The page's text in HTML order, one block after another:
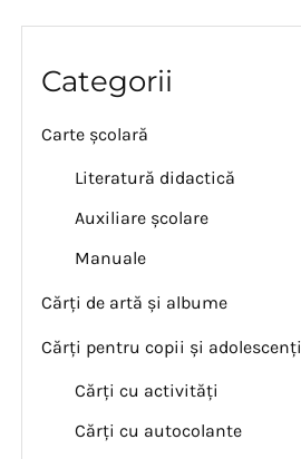
Categorii
Carte școlară
Literatură didactică
Auxiliare școlare
Manuale
Cărți de artă și albume
Cărți pentru copii și adolescenți
Cărți cu activități
Cărți cu autocolante